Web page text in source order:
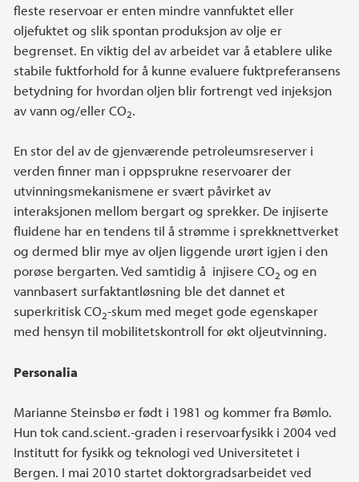
fleste reservoar er enten mindre vannfuktet eller
oljefuktet og slik spontan produksjon av olje er
begrenset. En viktig del av arbeidet var å etablere ulike
stabile fuktforhold for å kunne evaluere fuktpreferansens
betydning for hvordan oljen blir fortrengt ved injeksjon
av vann og/eller CO2.
En stor del av de gjenværende petroleumsreserver i
verden finner man i oppsprukne reservoarer der
utvinningsmekanismene er svært påvirket av
interaksjonen mellom bergart og sprekker. De injiserte
fluidene har en tendens til å strømme i sprekknettverket
og dermed blir mye av oljen liggende urørt igjen i den
porøse bergarten. Ved samtidig å injisere CO2 og en
vannbasert surfaktantløsning ble det dannet et
superkritisk CO2-skum med meget gode egenskaper
med hensyn til mobilitetskontroll for økt oljeutvinning.
Personalia
Marianne Steinsbø er født i 1981 og kommer fra Bømlo.
Hun tok cand.scient.-graden i reservoarfysikk i 2004 ved
Institutt for fysikk og teknologi ved Universitetet i
Bergen. I mai 2010 startet doktorgradsarbeidet ved